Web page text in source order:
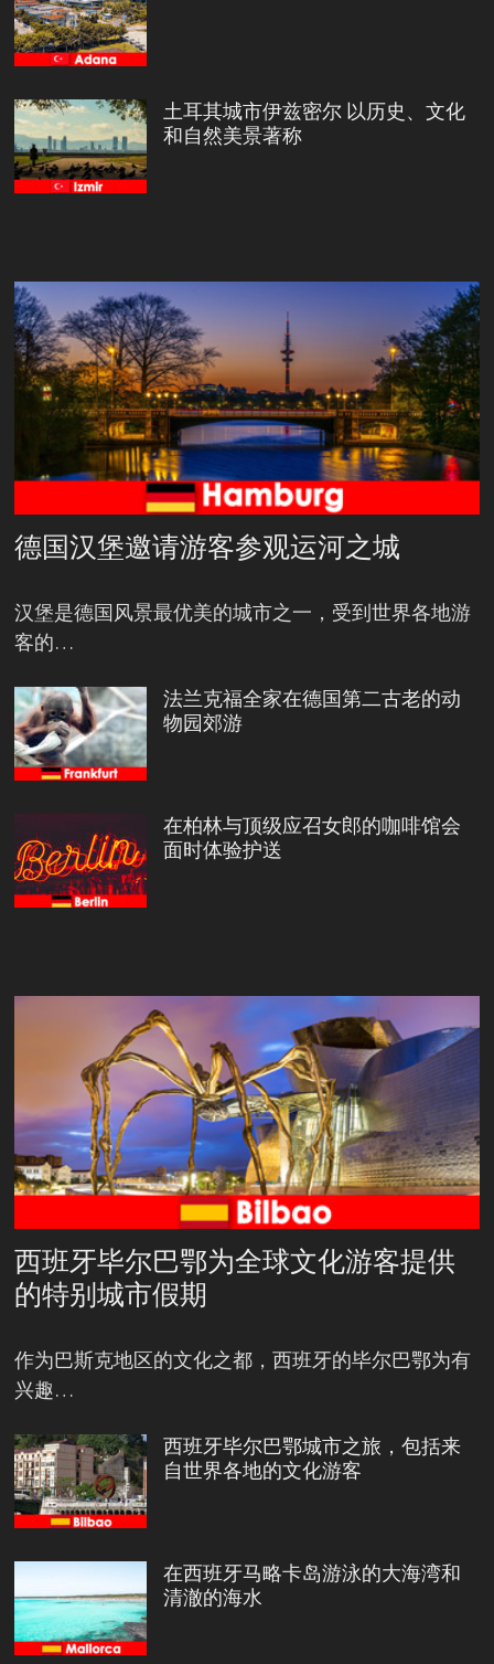
土耳其城市伊兹密尔 以历史、文化
和自然美景著称
德国汉堡邀请游客参观运河之城
汉堡是德国风景最优美的城市之一，受到世界各地游
客的…
法兰克福全家在德国第二古老的动
物园郊游
在柏林与顶级应召女郎的咖啡馆会
面时体验护送
西班牙毕尔巴鄂为全球文化游客提供
的特别城市假期
作为巴斯克地区的文化之都，西班牙的毕尔巴鄂为有
兴趣…
西班牙毕尔巴鄂城市之旅，包括来
自世界各地的文化游客
在西班牙马略卡岛游泳的大海湾和
清澈的海水